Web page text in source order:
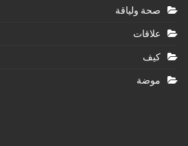
صحة ولياقة
علاقات
كيف
موضة